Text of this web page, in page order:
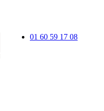
01 60 59 17 08